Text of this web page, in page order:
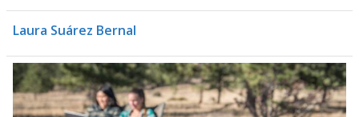
Laura Suárez Bernal